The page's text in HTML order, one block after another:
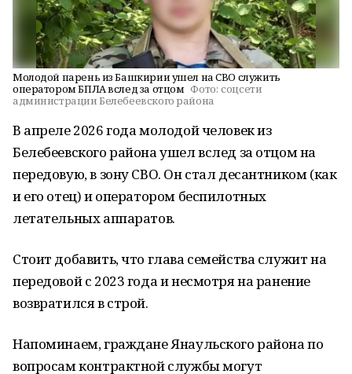
Молодой парень из Башкирии ушел на СВО служить
оператором БПЛА вслед за отцом Фото: соцсети
администрации Белебеевского района
В апреле 2026 года молодой человек из
Белебеевского района ушел вслед за отцом на
передовую, в зону СВО. Он стал десантником (как
и его отец) и оператором беспилотных
летательных аппаратов.
Стоит добавить, что глава семейства служит на
передовой с 2023 года и несмотря на ранение
возвратился в строй.
Напоминаем, граждане Янаульского района по
вопросам контрактной службы могут